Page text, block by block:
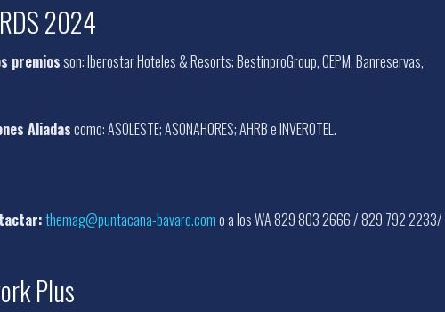
2024
premiosson: Iberostar Hoteles & Resorts; BestinproGroup, CEPM, Banreservas,
Aliadascomo: ASOLESTE; ASONAHORES; AHRB e INVEROTEL.
themag@puntacana-bavaro.como a los WA 829 803 2666 / 829 792 2233/
Plus